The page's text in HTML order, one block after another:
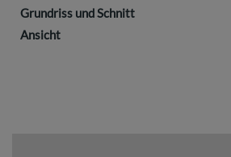
Grundriss und Schnitt
Ansicht